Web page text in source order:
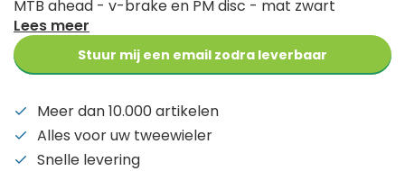
MTB ahead - v-brake en PM disc - mat zwart
Lees meer
Stuur mij een email zodra leverbaar
Meer dan 10.000 artikelen
Alles voor uw tweewieler
Snelle levering